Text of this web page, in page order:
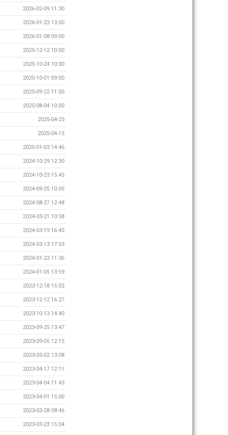
2026-02-09 11:30
2026-01-23 13:00
2026-01-08 09:00
2025-12-12 10:00
2025-10-24 10:00
2025-10-01 09:00
2025-09-22 11:00
2025-08-04 10:00
2025-04-23
2025-04-15
2025-01-03 14:46
2024-10-29 12:30
2024-10-23 15:45
2024-09-25 10:05
2024-08-27 12:48
2024-03-21 10:58
2024-03-19 16:45
2024-03-13 17:03
2024-01-23 11:36
2024-01-05 13:59
2023-12-18 15:02
2023-12-12 16:27
2023-10-13 14:40
2023-09-25 13:47
2023-09-05 12:15
2023-05-02 13:08
2023-04-17 12:11
2023-04-04 11:43
2023-04-01 15:00
2023-03-28 08:46
2023-03-23 15:04